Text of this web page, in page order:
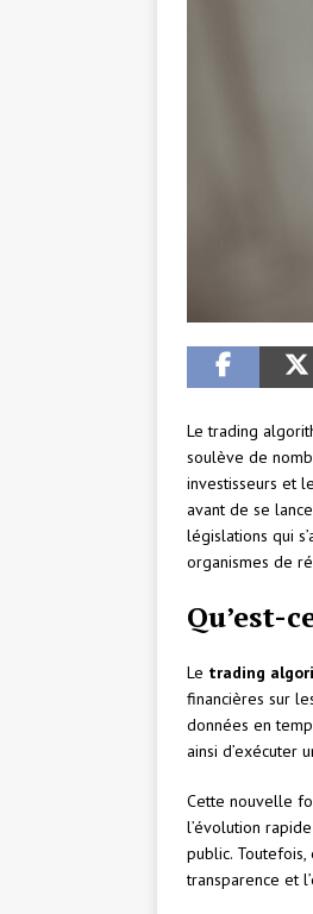
Le trading
soulève de
investisseurs et
avant de se
législations qui
organismes de
Qu’est-
Le trading
financières sur
données en
ainsi d’exécuter
Cette nouvelle
l’évolution
public.
transparence et